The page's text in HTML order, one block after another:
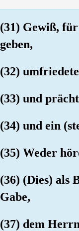
(31) Gewiß,
geben,
(32)
(33) und
(34) und ein
(35) Weder
(36) (Dies) als
Gabe,
(37) dem